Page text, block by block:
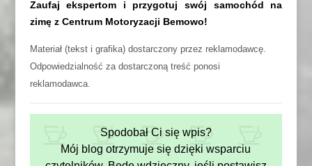
Zaufaj ekspertom i przygotuj swój samochód na
zimę z Centrum Motoryzacji Bemowo!
Materiał (tekst i grafika) dostarczony przez reklamodawcę.
Odpowiedzialność za dostarczoną treść ponosi
reklamodawca.
Spodobał Ci się wpis?
Mój blog otrzymuje się dzięki wsparciu